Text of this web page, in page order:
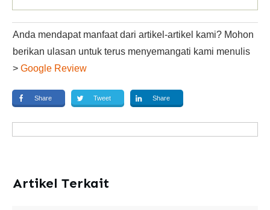
Anda mendapat manfaat dari artikel-artikel kami? Mohon
berikan ulasan untuk terus menyemangati kami menulis
> Google Review
Share Tweet Share
Artikel Terkait